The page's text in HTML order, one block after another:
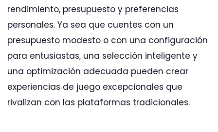
rendimiento, presupuesto y preferencias
personales. Ya sea que cuentes con un
presupuesto modesto o con una configuración
para entusiastas, una selección inteligente y
una optimización adecuada pueden crear
experiencias de juego excepcionales que
rivalizan con las plataformas tradicionales.